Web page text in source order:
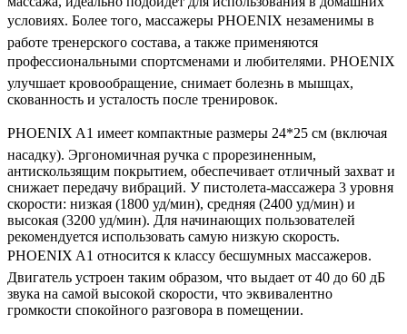
условиях. Более того, массажеры PHOENIX незаменимы в
работе тренерского состава, а также применяются
профессиональными спортсменами и любителями. PHOENIX
улучшает кровообращение, снимает болезнь в мышцах,
скованность и усталость после тренировок.
PHOENIX A1 имеет компактные размеры 24*25 см (включая
насадку). Эргономичная ручка с прорезиненным,
антискользящим покрытием, обеспечивает отличный захват и
снижает передачу вибраций. У пистолета-массажера 3 уровня
скорости: низкая (1800 уд/мин), средняя (2400 уд/мин) и
высокая (3200 уд/мин). Для начинающих пользователей
рекомендуется использовать самую низкую скорость.
PHOENIX A1 относится к классу бесшумных массажеров.
Двигатель устроен таким образом, что выдает от 40 до 60 дБ
звука на самой высокой скорости, что эквивалентно
громкости спокойного разговора в помещении.